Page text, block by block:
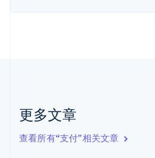
更多文章
查看所有“支付”相关文章
EnglishSvenska
English Italiano
拉脱维亚
立陶宛